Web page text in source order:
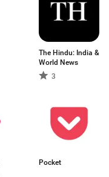
The Hindu: India &
World News
3
Pocket